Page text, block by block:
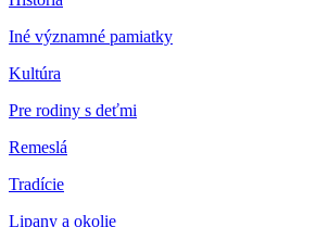
Iné významné pamiatky
Kultúra
Pre rodiny s deťmi
Remeslá
Tradície
Lipany a okolie